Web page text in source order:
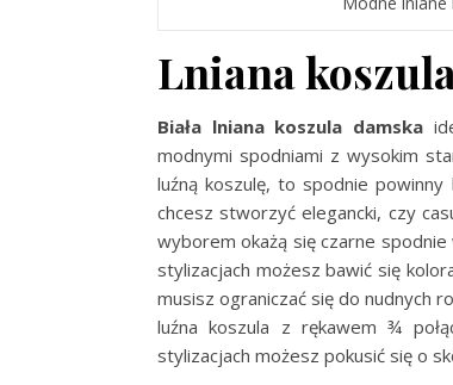
Lniana
Biała lniana koszula damska
modnymi spodniami z wysokim
luźną koszulę, to spodnie
chcesz stworzyć elegancki, czy
wyborem okażą się czarne
stylizacjach możesz bawić się
musisz ograniczać się do nudnych
luźna koszula z rękawem ¾
stylizacjach możesz pokusić się o